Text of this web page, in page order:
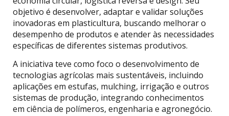
objetivo é desenvolver, adaptar e validar soluções
inovadoras em plasticultura, buscando melhorar o
desempenho de produtos e atender às necessidades
específicas de diferentes sistemas produtivos.
A iniciativa teve como foco o desenvolvimento de
tecnologias agrícolas mais sustentáveis, incluindo
aplicações em estufas, mulching, irrigação e outros
sistemas de produção, integrando conhecimentos
em ciência de polímeros, engenharia e agronegócio.